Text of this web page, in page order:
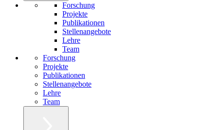
Forschung
Projekte
Publikationen
Stellenangebote
Lehre
Team
Forschung
Projekte
Publikationen
Stellenangebote
Lehre
Team